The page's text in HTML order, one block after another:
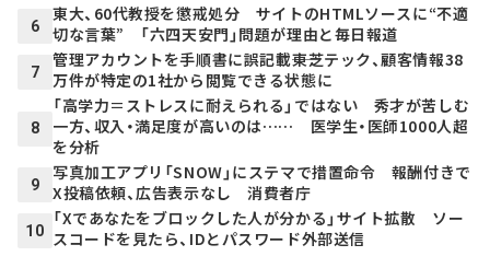
6
東大、60代教授を懲戒処分 サイトのHTMLソースに“不適
切な言葉” 「六四天安門」問題が理由と毎日報道
7
管理アカウントを手順書に誤記載――東芝テック、顧客情報38
万件が特定の1社から閲覧できる状態に
8
「高学力＝ストレスに耐えられる」ではない 秀才が苦しむ
一方、収入・満足度が高いのは…… 医学生・医師1000人超
を分析
9
写真加工アプリ「SNOW」にステマで措置命令 報酬付きで
X投稿依頼、広告表示なし 消費者庁
10
「Xであなたをブロックした人が分かる」サイト拡散 ソー
スコードを見たら、IDとパスワード外部送信